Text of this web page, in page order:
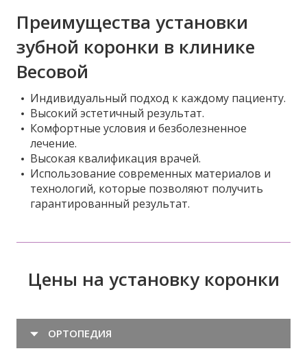
Преимущества установки
зубной коронки в клинике
Весовой
Индивидуальный подход к каждому пациенту.
Высокий эстетичный результат.
Комфортные условия и безболезненное
лечение.
Высокая квалификация врачей.
Использование современных материалов и
технологий, которые позволяют получить
гарантированный результат.
Цены на установку коронки
ОРТОПЕДИЯ